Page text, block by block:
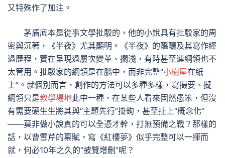
又特殊作了加注。
茅盾底本是從事文學批駁的，他的小說具有批駁家的周
密與沉著，《半夜》尤其顯明。《半夜》的醞釀及其寫作經
過歷程，實在呈現過屢次變革、擱淺，有時甚至連綱領也不
太管用。批駁家的綱領是在腦中，而非完整“小樹屋在紙
上”。就個別而言，創作的方法可以多種多樣，寫撮要、擬
綱領只是教學場地此中一種，在某些人看來固然愚笨，但沒
有需要硬生生將其與“主題先行”掛鉤，甚至扯上“概念化”
——莫非做小說真的可以全憑才幹，打無預備之戰？那樣的
話，以曹雪芹的稟賦，寫《紅樓夢》似乎完整可以一揮而
就，何必10年之久的“披覽增刪”呢？